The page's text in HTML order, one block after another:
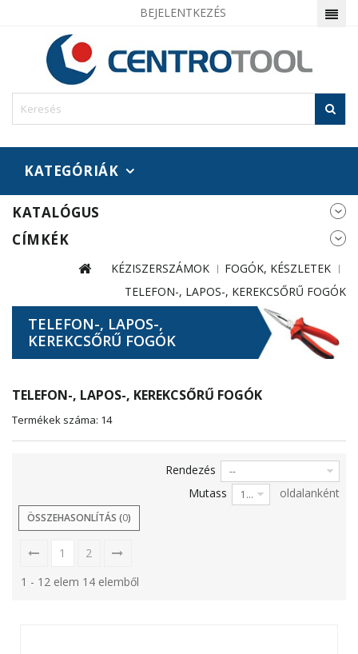
BEJELENTKEZÉS
KATEGÓRIÁK
KATALÓGUS
CÍMKÉK
KÉZISZERSZÁMOK
FOGÓK, KÉSZLETEK
TELEFON-, LAPOS-, KEREKCSŐRŰ FOGÓK
TELEFON-, LAPOS-,
KEREKCSŐRŰ FOGÓK
TELEFON-, LAPOS-, KEREKCSŐRŰ FOGÓK
Termékek száma: 14
Rendezés --
Mutass 12 oldalanként
ÖSSZEHASONLÍTÁS (0)
1
2
1 - 12 elem 14 elemből